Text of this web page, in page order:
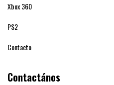
Xbox 360
PS2
Contacto
Contactános